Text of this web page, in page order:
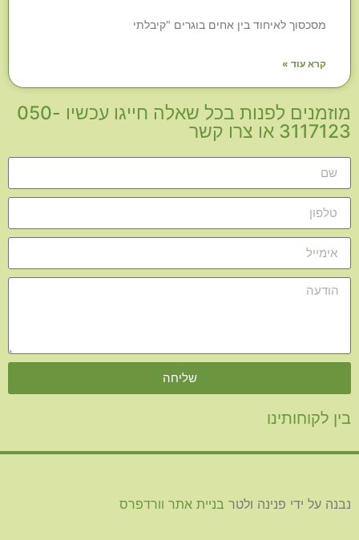
מסכסוך לאיחוד בין אחים בוגרים "קיבלתי
קרא עוד »
מוזמנים לפנות בכל שאלה חייגו עכשיו 050-
3117123 או צרו קשר
שליחה
בין לקוחותינו
נבנה על ידי פנינה ולטר בניית אתר וורדפרס